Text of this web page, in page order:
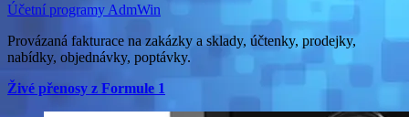
Účetní programy AdmWin
Provázaná fakturace na zakázky a sklady, účtenky, prodejky,
nabídky, objednávky, poptávky.
Živé přenosy z Formule 1